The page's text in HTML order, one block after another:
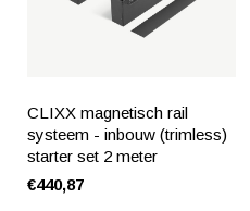
CLIXX magnetisch rail
systeem - inbouw (trimless)
starter set 2 meter
€440,87